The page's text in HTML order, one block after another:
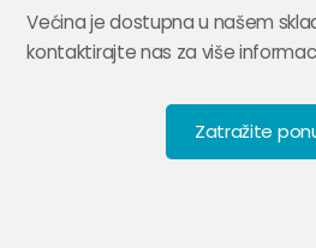
Većina je dostupna u našem
kontaktirajte nas za više
Zatražite